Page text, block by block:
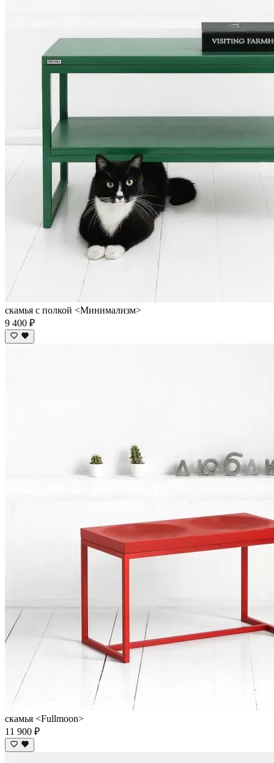
скамья с полкой <Минимализм>
9 400 ₽
скамья <Fullmoon>
11 900 ₽